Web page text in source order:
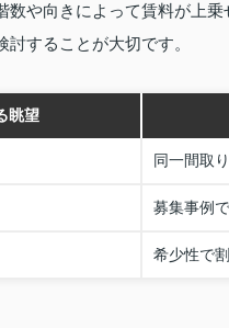
や向きによって賃料が上
することが大切です。
眺望
同一間取
募集事例
希少性で